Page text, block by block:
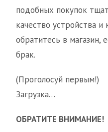
подобных покупок
качество устройства
обратитесь в магазин,
брак.
(Проголосуй первым!)
Загрузка…
ОБРАТИТЕ ВНИМАНИЕ!